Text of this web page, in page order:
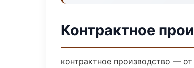
Контрактное
контрактное производство —